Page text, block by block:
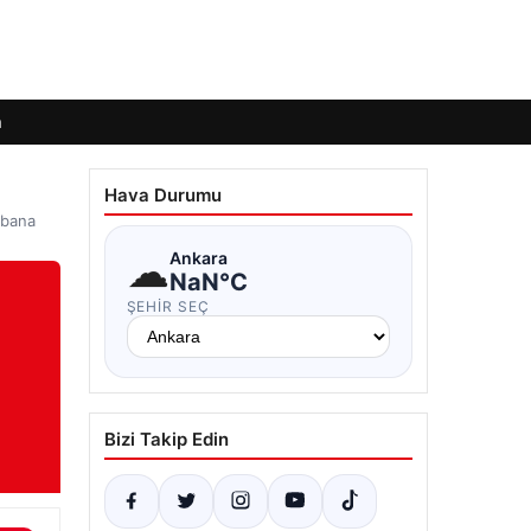
Hava Durumu
☁Ankara
NaN°C
ŞEHIR SEÇ
Bizi Takip Edin